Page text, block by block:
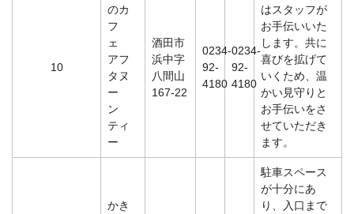
10
のカ
フ
ェ
アフ
タヌ
ー
ン
ティ
ー
酒田市
浜中字
八間山
167-22
0234-
92-
4180
0234-
92-
4180
はスタッフが
お手伝いいた
します。共に
喜びを拡げて
いくため、温
かい見守りと
お手伝いをさ
せていただき
ます。
かき
駐車スペース
が十分にあ
り、入口まで